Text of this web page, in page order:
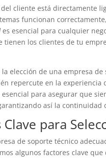
cliente está directamente
funcionan
es esencial para cualquier
tienen los clientes de tu
elección de una empresa
repercute en la experiencia
esencial para asegurar que
así la continuidad
Clave para
de soporte técnico
algunos factores clave